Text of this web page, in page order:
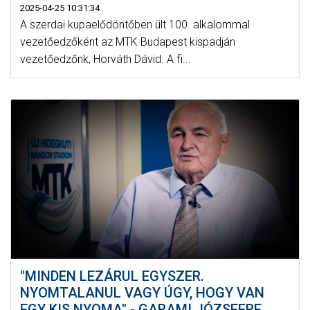
2025-04-25 10:31:34
A szerdai kupaelődöntőben ült 100. alkalommal
vezetőedzőként az MTK Budapest kispadján
vezetőedzőnk, Horváth Dávid. A fi...
"MINDEN LEZÁRUL EGYSZER.
NYOMTALANUL VAGY ÚGY, HOGY VAN